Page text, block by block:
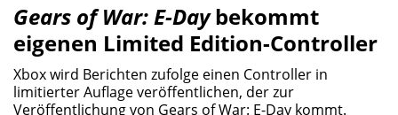
Gears of War: E-Daybekommt
eigenen Limited Edition-Controller
Xbox wird Berichten zufolge einen Controller in
limitierter Auflage veröffentlichen, der zur
Veröffentlichung von Gears of War: E-Day kommt.